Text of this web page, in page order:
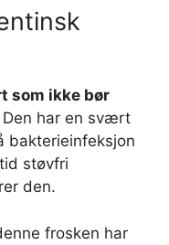
som ikke bør
Den har en svært
bakterieinfeksjon
støvfri
den.
frosken har